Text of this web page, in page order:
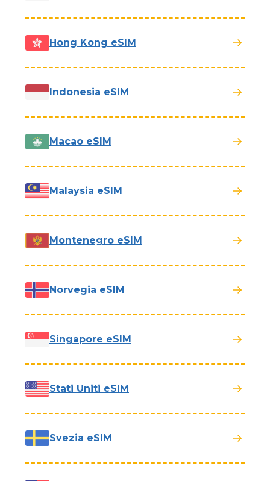
Hong Kong eSIM
Indonesia eSIM
Macao eSIM
Malaysia eSIM
Montenegro eSIM
Norvegia eSIM
Singapore eSIM
Stati Uniti eSIM
Svezia eSIM